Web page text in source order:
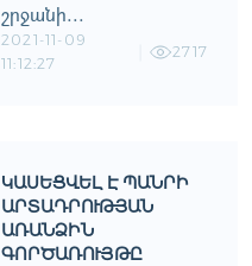
շրջանի...
2021-11-09
11:12:27
2717
ԿԱՍԵՑՎԵԼ Է ՊԱՆՐԻ
ԱՐՏԱԴՐՈՒԹՅԱՆ
ԱՌԱՆՁԻՆ
ԳՈՐԾԱՌՈՒՅԹԸ